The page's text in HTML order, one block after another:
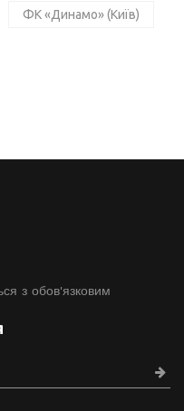
ФК «Динамо» (Київ)
з обов'язковим